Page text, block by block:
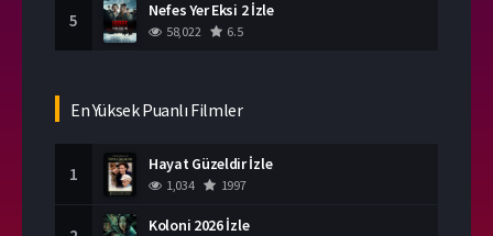
5 Nefes Yer Eksi 2 İzle
58,022 6.5
En Yüksek Puanlı Filmler
1 Hayat Güzeldir İzle
1,034 1997
Koloni 2026 İzle